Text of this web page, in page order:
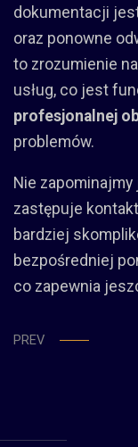
dokumentacji
oraz ponowne
to zrozumienie
usług, co jest
profesjonalnej
problemów.
Nie
zastępuje
bardziej
bezpośredniej
co zapewnia
PREV